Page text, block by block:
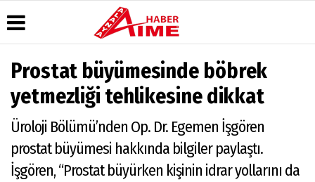
Üye Paneli
Haber
Arşivi
Dergi
Arşivi
Günün
Hava
Durumu
Gazete
Manşetleri
Anketler
Biyografiler
Köşe
Yazarları
Galeri
Foto
Galeri
TV
Gazipaşa
& Antalya
Canlı Uçak
Prostat büyümesinde böbrek
yetmezliği tehlikesine dikkat
Üroloji Bölümü’nden Op. Dr. Egemen İşgören
prostat büyümesi hakkında bilgiler paylaştı.
İşgören, “Prostat büyürken kişinin idrar yollarını da